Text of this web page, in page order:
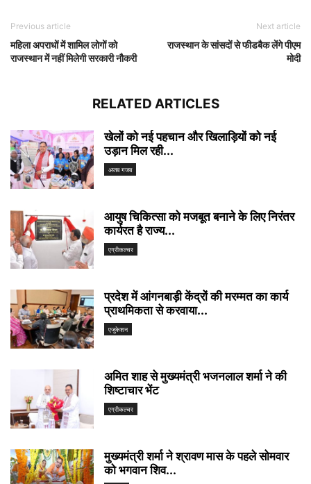
Previous article
महिला अपराधों में शामिल लोगों को
राजस्थान में नहीं मिलेगी सरकारी नौकरी
Next article
राजस्थान के सांसदों से फीडबैक लेंगे पीएम
मोदी
RELATED ARTICLES
खेलों को नई पहचान और खिलाड़ियों को नई
उड़ान मिल रही...
अजब गजब
आयुष चिकित्सा को मजबूत बनाने के लिए निरंतर
कार्यरत है राज्य...
एग्रीकल्चर
प्रदेश में आंगनबाड़ी केंद्रों की मरम्मत का कार्य
प्राथमिकता से करवाया...
एजुकेशन
अमित शाह से मुख्यमंत्री भजनलाल शर्मा ने की
शिष्टाचार भेंट
एग्रीकल्चर
मुख्यमंत्री शर्मा ने श्रावण मास के पहले सोमवार
को भगवान शिव...